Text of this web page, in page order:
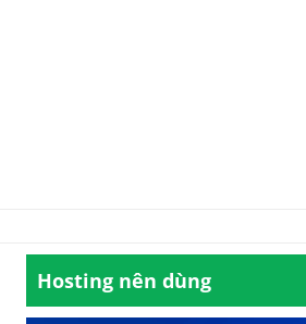
Hosting nên dùng